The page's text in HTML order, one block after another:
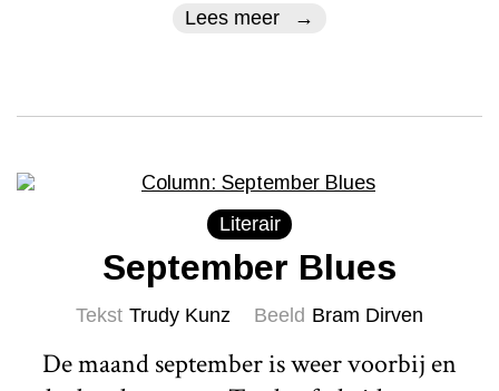
Lees meer
Literair
September Blues
Tekst Trudy Kunz Beeld Bram Dirven
De maand september is weer voorbij en